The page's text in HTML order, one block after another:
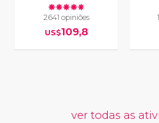
2641 opiniões
US$109,8
ver todas as